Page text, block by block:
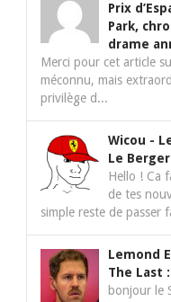
Prix
Park,
drame
Merci pour cet article
méconnu, mais
privilège d...
Wicou -
Le
Hello ! Ca
de tes
simple reste de passer
Lemond
The Last
bonjour le